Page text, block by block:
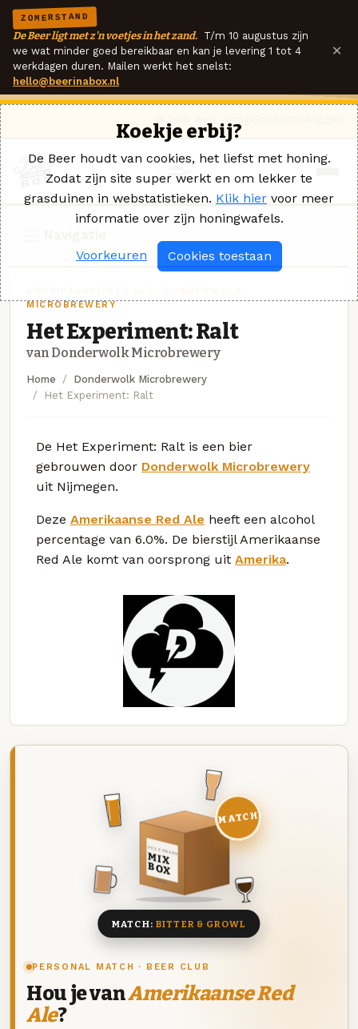
ZOMERSTAND
De Beer ligt met z'n voetjes in het zand. T/m 10 augustus zijn
we wat minder goed bereikbaar en kan je levering 1 tot 4
werkdagen duren. Mailen werkt het snelst:
hello@beerinabox.nl
×
MICROBREWERY
Het Experiment: Ralt
van Donderwolk Microbrewery
Home
Donderwolk Microbrewery
Het Experiment: Ralt
De Het Experiment: Ralt is een bier
gebrouwen door Donderwolk Microbrewery
uit Nijmegen.
Deze Amerikaanse Red Ale heeft een alcohol
percentage van 6.0%. De bierstijl Amerikaanse
Red Ale komt van oorsprong uit Amerika.
PERSONAL MATCH · BEER CLUB
Hou je vanAmerikaanse Red
Ale?
DEZE MAAND
MIX
BOX
8 BIEREN
MATCH
MATCH: BITTER & GROWL
Koekje erbij?
De Beer houdt van cookies, het liefst met honing.
Zodat zijn site super werkt en om lekker te
grasduinen in webstatistieken. Klik hier voor meer
informatie over zijn honingwafels.
Voorkeuren Cookies toestaan